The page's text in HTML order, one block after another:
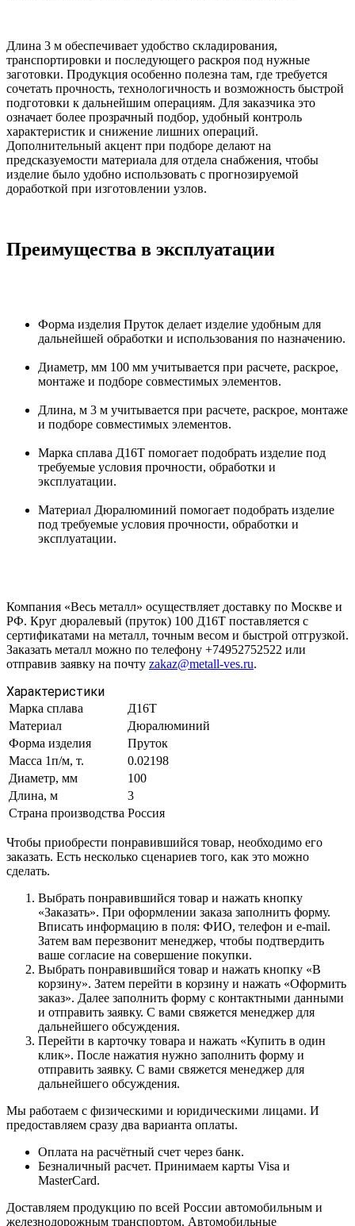
Длина 3 м обеспечивает удобство складирования,
транспортировки и последующего раскроя под нужные
заготовки. Продукция особенно полезна там, где требуется
сочетать прочность, технологичность и возможность быстрой
подготовки к дальнейшим операциям. Для заказчика это
означает более прозрачный подбор, удобный контроль
характеристик и снижение лишних операций.
Дополнительный акцент при подборе делают на
предсказуемости материала для отдела снабжения, чтобы
изделие было удобно использовать с прогнозируемой
доработкой при изготовлении узлов.
Преимущества в эксплуатации
Форма изделия Пруток делает изделие удобным для
дальнейшей обработки и использования по назначению.
Диаметр, мм 100 мм учитывается при расчете, раскрое,
монтаже и подборе совместимых элементов.
Длина, м 3 м учитывается при расчете, раскрое, монтаже
и подборе совместимых элементов.
Марка сплава Д16Т помогает подобрать изделие под
требуемые условия прочности, обработки и
эксплуатации.
Материал Дюралюминий помогает подобрать изделие
под требуемые условия прочности, обработки и
эксплуатации.
Компания «Весь металл» осуществляет доставку по Москве и
РФ. Круг дюралевый (пруток) 100 Д16Т поставляется с
сертификатами на металл, точным весом и быстрой отгрузкой.
Заказать металл можно по телефону +74952752522 или
отправив заявку на почту zakaz@metall-ves.ru.
Характеристики
Марка сплава
Д16Т
Материал
Дюралюминий
Форма изделия
Пруток
Масса 1п/м, т.
0.02198
Диаметр, мм
100
Длина, м
3
Страна производства Россия
Чтобы приобрести понравившийся товар, необходимо его
заказать. Есть несколько сценариев того, как это можно
сделать.
Выбрать понравившийся товар и нажать кнопку
«Заказать». При оформлении заказа заполнить форму.
Вписать информацию в поля: ФИО, телефон и e-mail.
Затем вам перезвонит менеджер, чтобы подтвердить
ваше согласие на совершение покупки.
Выбрать понравившийся товар и нажать кнопку «В
корзину». Затем перейти в корзину и нажать «Оформить
заказ». Далее заполнить форму с контактными данными
и отправить заявку. С вами свяжется менеджер для
дальнейшего обсуждения.
Перейти в карточку товара и нажать «Купить в один
клик». После нажатия нужно заполнить форму и
отправить заявку. С вами свяжется менеджер для
дальнейшего обсуждения.
Мы работаем с физическими и юридическими лицами. И
предоставляем сразу два варианта оплаты.
Оплата на расчётный счет через банк.
Безналичный расчет. Принимаем карты Visa и
MasterCard.
Доставляем продукцию по всей России автомобильным и
железнодорожным транспортом. Автомобильные